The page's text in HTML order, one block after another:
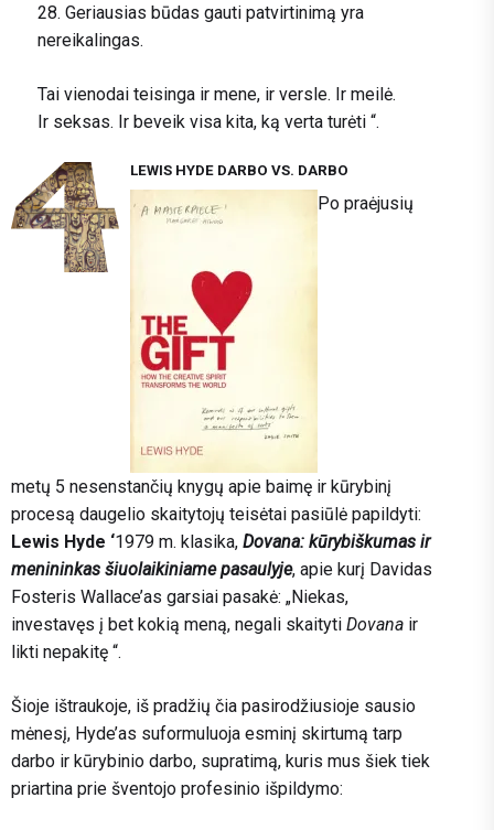
28. Geriausias būdas gauti patvirtinimą yra
nereikalingas.
Tai vienodai teisinga ir mene, ir versle. Ir meilė.
Ir seksas. Ir beveik visa kita, ką verta turėti “.
LEWIS HYDE DARBO VS. DARBO
Po praėjusių
metų 5 nesenstančių knygų apie baimę ir kūrybinį
procesą daugelio skaitytojų teisėtai pasiūlė papildyti:
Lewis Hyde ‘1979 m. klasika, Dovana: kūrybiškumas ir
menininkas šiuolaikiniame pasaulyje, apie kurį Davidas
Fosteris Wallace’as garsiai pasakė: „Niekas,
investavęs į bet kokią meną, negali skaityti Dovana ir
likti nepakitę “.
Šioje ištraukoje, iš pradžių čia pasirodžiusioje sausio
mėnesį, Hyde’as suformuluoja esminį skirtumą tarp
darbo ir kūrybinio darbo, supratimą, kuris mus šiek tiek
priartina prie šventojo profesinio išpildymo: